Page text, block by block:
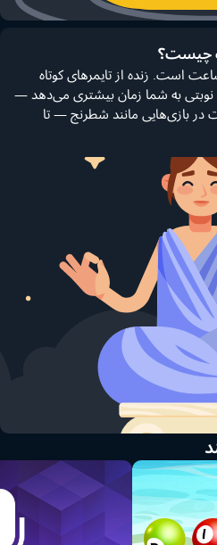
چیست؟
است. زنده از تایمرهای کوتاه
نوبتی به شما زمان بیشتری می‌دهد —
حرکت در بازی‌هایی مانند شطرنج — تا